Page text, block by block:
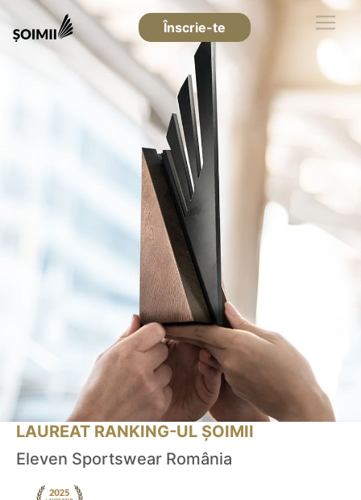
Înscrie-te
LAUREAT RANKING-UL ȘOIMII
Eleven Sportswear România